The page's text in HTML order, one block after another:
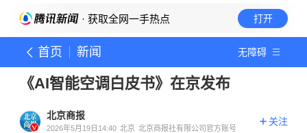
· 获取全网一手热点 打开
首页 新闻 无障碍
《AI智能空调白皮书》在京发布
北京商报
2026年5月19日14:40 北京 北京商报社有限公司官方账号
关注